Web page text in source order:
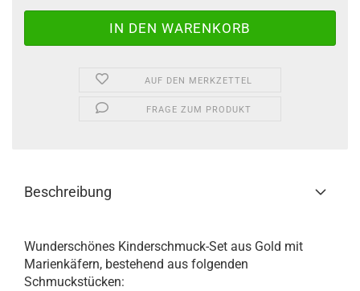
AUF DEN MERKZETTEL
FRAGE ZUM PRODUKT
Beschreibung
Wunderschönes Kinderschmuck-Set aus Gold mit
Marienkäfern, bestehend aus folgenden
Schmuckstücken: